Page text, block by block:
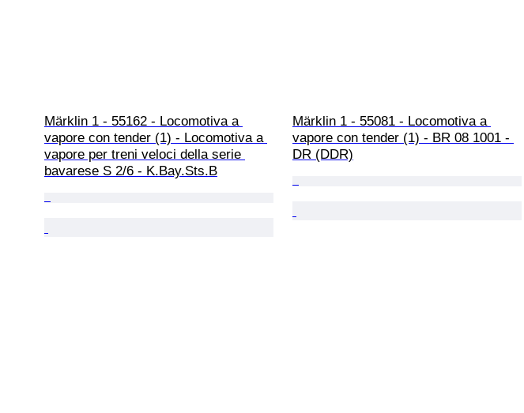
Märklin 1 - 55162 - Locomotiva a
vapore con tender (1) - Locomotiva a
vapore per treni veloci della serie
bavarese S 2/6 - K.Bay.Sts.B
Märklin 1 - 55081 - Locomotiva a
vapore con tender (1) - BR 08 1001 -
DR (DDR)